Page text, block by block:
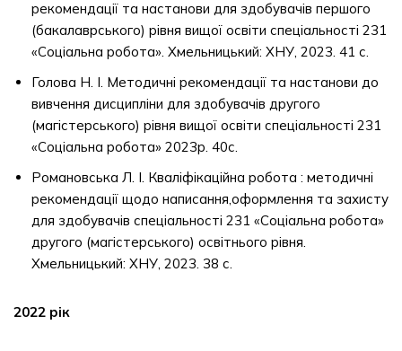
рекомендації та настанови для здобувачів першого
(бакалаврського) рівня вищої освіти спеціальності 231
«Соціальна робота». Хмельницький: ХНУ, 2023. 41 с.
Голова Н. І. Методичні рекомендації та настанови до
вивчення дисципліни для здобувачів другого
(магістерського) рівня вищої освіти спеціальності 231
«Соціальна робота» 2023р. 40с.
Романовська Л. І. Кваліфікаційна робота : методичні
рекомендації щодо написання,оформлення та захисту
для здобувачів спеціальності 231 «Соціальна робота»
другого (магістерського) освітнього рівня.
Хмельницький: ХНУ, 2023. 38 с.
2022 рік